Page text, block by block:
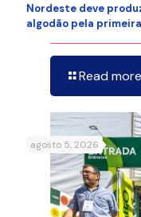
Nordeste deve
algodão pela
Read more
agosto 5, 2026